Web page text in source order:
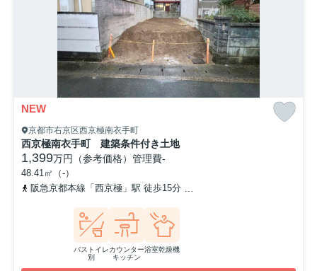
NEW
京都市右京区西京極南衣手町
西京極南衣手町 建築条件付き土地
1,399万円（参考価格） 管理費-
48.41㎡（-）
阪急京都本線「西京極」駅 徒歩15分
バストイレ
別
カウンター
キッチン
浴室乾燥機